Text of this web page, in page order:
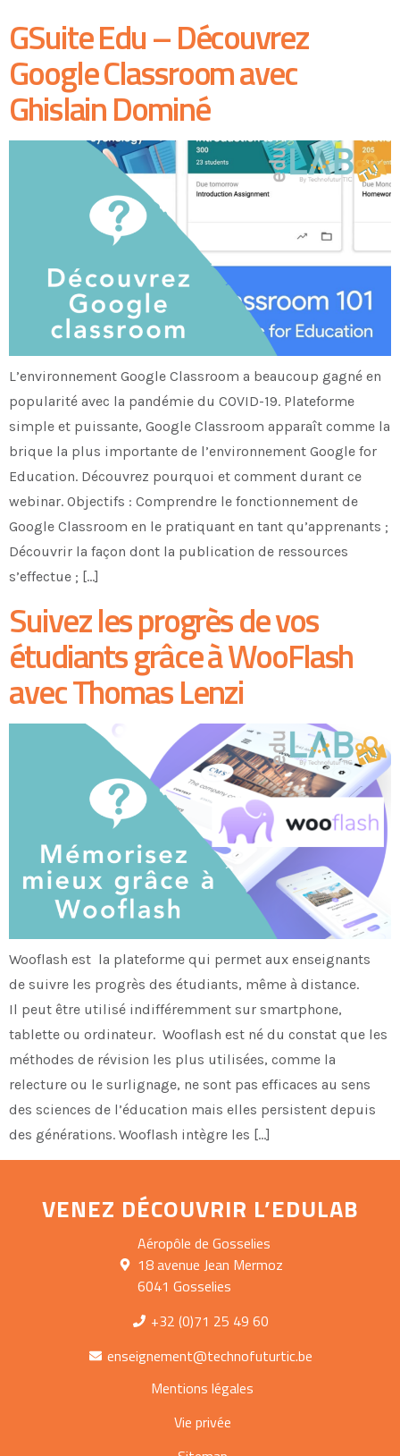
GSuite Edu – Découvrez
Google Classroom avec
Ghislain Dominé
L’environnement Google Classroom a beaucoup gagné en
popularité avec la pandémie du COVID-19. Plateforme
simple et puissante, Google Classroom apparaît comme la
brique la plus importante de l’environnement Google for
Education. Découvrez pourquoi et comment durant ce
webinar. Objectifs : Comprendre le fonctionnement de
Google Classroom en le pratiquant en tant qu’apprenants ;
Découvrir la façon dont la publication de ressources
s’effectue ; […]
Suivez les progrès de vos
étudiants grâce à WooFlash
avec Thomas Lenzi
Wooflash est la plateforme qui permet aux enseignants
de suivre les progrès des étudiants, même à distance.
Il peut être utilisé indifféremment sur smartphone,
tablette ou ordinateur. Wooflash est né du constat que les
méthodes de révision les plus utilisées, comme la
relecture ou le surlignage, ne sont pas efficaces au sens
des sciences de l’éducation mais elles persistent depuis
des générations. Wooflash intègre les […]
VENEZ DÉCOUVRIR L’EDULAB
Aéropôle de Gosselies
18 avenue Jean Mermoz
6041 Gosselies
+32 (0)71 25 49 60
enseignement@technofuturtic.be
Mentions légales
Vie privée